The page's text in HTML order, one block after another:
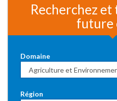
Recherchez
future
Domaine
Région